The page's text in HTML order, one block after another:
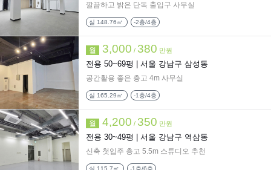
깔끔하고 밝은 단독 출입구 사무실
실 148.76㎡ -2층/4층
월 3,000 / 380 만원
전용 50~69평 | 서울 강남구 삼성동
공간활용 좋은 층고 4m 사무실
실 165.29㎡ -1층/4층
월 4,200 / 350 만원
전용 30~49평 | 서울 강남구 역삼동
신축 첫입주 층고 5.5m 스튜디오 추천
실 115.7㎡ -1층/6층